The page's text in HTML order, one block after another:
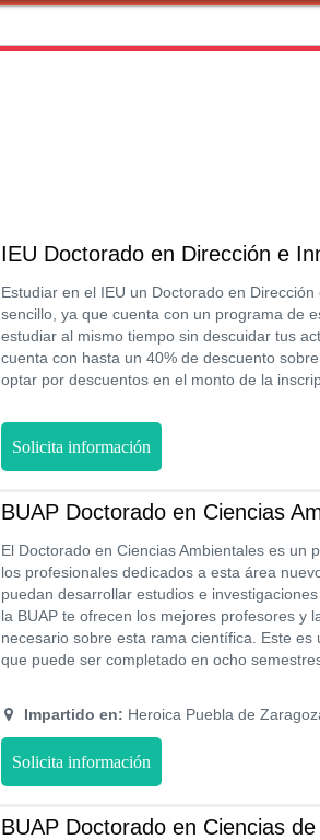
IEU Doctorado en Dirección e
Estudiar en el IEU un Doctorado en
sencillo, ya que cuenta con un programa de
estudiar al mismo tiempo sin descuidar tus
cuenta con hasta un 40% de descuento
optar por descuentos en el monto de la
Solicita información
BUAP Doctorado en Ciencias
El Doctorado en Ciencias Ambientales es un
los profesionales dedicados a esta área
puedan desarrollar estudios e
la BUAP te ofrecen los mejores profesores y
necesario sobre esta rama científica. Este
que puede ser completado en ocho
Impartido en: Heroica Puebla de
Solicita información
BUAP Doctorado en Ciencias